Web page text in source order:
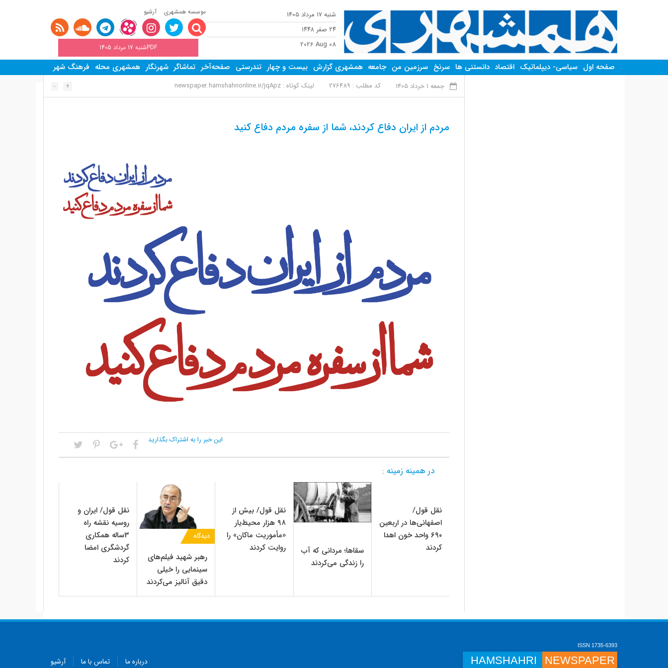
شنبه 17 مرداد 1405
٢٤ صفر ١٤٤٨
2026 Aug 08
موسسه همشهری آرشیو
PDFشنبه 17 مرداد 1405
صفحه اول سیاسی- دیپلماتیک اقتصاد دانستنی ها سرنخ سرزمین من جامعه همشهری گزارش بیست و چهار تندرستی صفحه‌آخر تماشاگر شهرنگار همشهری محله فرهنگ شهر
جمعه 1 خرداد 1405 کد مطلب : 276489 لینک کوتاه : newspaper.hamshahrionline.ir/jqApz
+
-
مردم از ایران دفاع کردند، شما از سفره مردم دفاع کنید
این خبر را به اشتراک بگذارید
در همینه زمینه :
نقل قول/
اصفهانی‌ها در اربعین
۶۹۰ واحد خون اهدا
کردند
سقاها؛ ‌مردانی که آب
را زندگی می‌کردند
نقل قول/ بیش از
۹۸ هزار محیط‌یار
«مأموریت ماکان» را
روایت کردند
دیدگاه
رهبر شهید فیلم‌های
سینمایی را خیلی
دقیق آنالیز می‌کردند
نقل قول/ ایران و
روسیه نقشه راه
3‌ساله همکاری
گردشگری امضا
کردند
ISSN 1735-6393
HAMSHAHRI NEWSPAPER درباره ما تماس با ما آرشیو